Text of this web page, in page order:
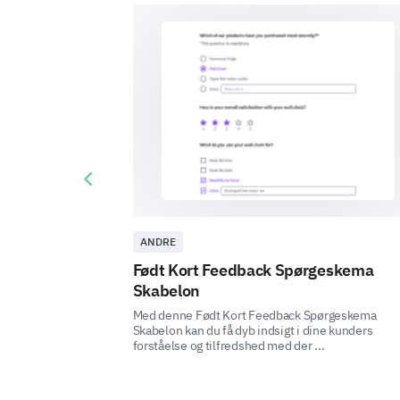
ANDRE
Født Kort Feedback Spørgeskema
Skabelon
Med denne Født Kort Feedback Spørgeskema
Skabelon kan du få dyb indsigt i dine kunders
forståelse og tilfredshed med der ...
Previous slide